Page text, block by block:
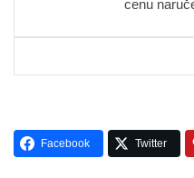
cenu
Facebook Twitter